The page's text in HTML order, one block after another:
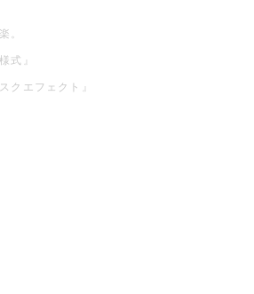
。
式』
クエフェクト』